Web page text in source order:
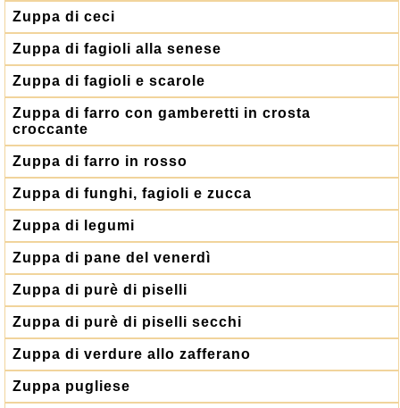
Zuppa di ceci
Zuppa di fagioli alla senese
Zuppa di fagioli e scarole
Zuppa di farro con gamberetti in crosta
croccante
Zuppa di farro in rosso
Zuppa di funghi, fagioli e zucca
Zuppa di legumi
Zuppa di pane del venerdì
Zuppa di purè di piselli
Zuppa di purè di piselli secchi
Zuppa di verdure allo zafferano
Zuppa pugliese